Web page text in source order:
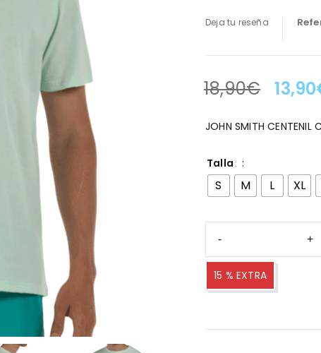
Deja tu reseña
LA OFERTA TERMINA
18,90€ 13,90
JOHN SMITH CENTENIL
Talla
S M L XL
15 % EXTRA